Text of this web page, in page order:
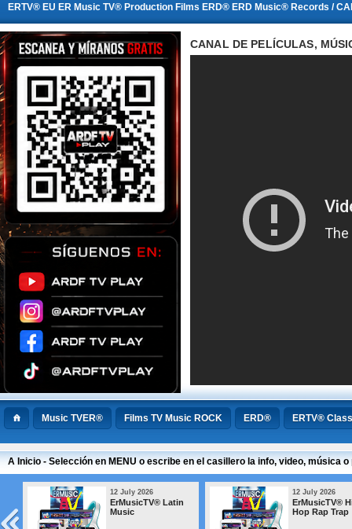
ERTV® EU ER Music TV® Production Films ERD® ERD Music® Records /
CANAL DE PELÍCULAS,
Music TVER® Films TV Music ROCK ERD® ERTV®
A Inicio - Selección en MENU o escribe en el casillero la info, video, música
12 July 2026
ErMusicTV® Studio
Recording Sessions
12 July 2026
ErMusicTV®-